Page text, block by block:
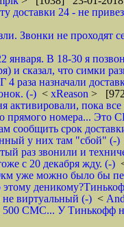
доставки 24 - не
Звонки не
января. В 18-30 я
и сказал, что симки
раза назначали
(-) < xReason >
активировали, пока
прямого номера... Это
сообщить срок
у них там "сбой" (-)
раз звонили и
с 20 декабря жду. (-)
уже можно было бы
этому
виртуальный (-) <
500 СМС... У Тинькофф